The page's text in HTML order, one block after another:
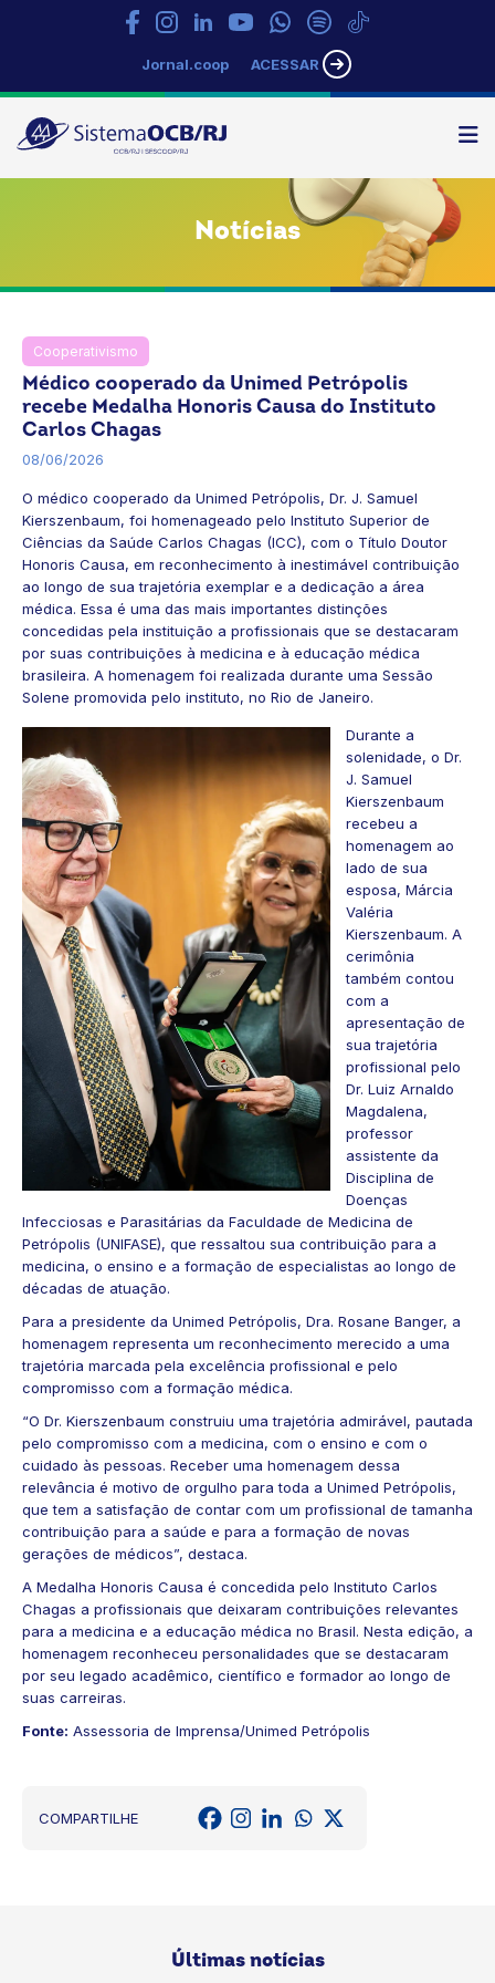
Jornal.coop ACESSAR
Sistema
OCB/RJ
Notícias
Cooperativismo
Médico cooperado da Unimed Petrópolis
recebe Medalha Honoris Causa do Instituto
Carlos Chagas
08/06/2026
O médico cooperado da Unimed Petrópolis, Dr. J. Samuel
Kierszenbaum, foi homenageado pelo Instituto Superior de
Ciências da Saúde Carlos Chagas (ICC), com o Título Doutor
Honoris Causa, em reconhecimento à inestimável contribuição
ao longo de sua trajetória exemplar e a dedicação a área
médica. Essa é uma das mais importantes distinções
concedidas pela instituição a profissionais que se destacaram
por suas contribuições à medicina e à educação médica
brasileira. A homenagem foi realizada durante uma Sessão
Solene promovida pelo instituto, no Rio de Janeiro.
Durante a
solenidade, o Dr.
J. Samuel
Kierszenbaum
recebeu a
homenagem ao
lado de sua
esposa, Márcia
Valéria
Kierszenbaum. A
cerimônia
também contou
com a
apresentação de
sua trajetória
profissional pelo
Dr. Luiz Arnaldo
Magdalena,
professor
assistente da
Disciplina de
Doenças
Infecciosas e Parasitárias da Faculdade de Medicina de
Petrópolis (UNIFASE), que ressaltou sua contribuição para a
medicina, o ensino e a formação de especialistas ao longo de
décadas de atuação.
Para a presidente da Unimed Petrópolis, Dra. Rosane Banger, a
homenagem representa um reconhecimento merecido a uma
trajetória marcada pela excelência profissional e pelo
compromisso com a formação médica.
“O Dr. Kierszenbaum construiu uma trajetória admirável, pautada
pelo compromisso com a medicina, com o ensino e com o
cuidado às pessoas. Receber uma homenagem dessa
relevância é motivo de orgulho para toda a Unimed Petrópolis,
que tem a satisfação de contar com um profissional de tamanha
contribuição para a saúde e para a formação de novas
gerações de médicos”, destaca.
A Medalha Honoris Causa é concedida pelo Instituto Carlos
Chagas a profissionais que deixaram contribuições relevantes
para a medicina e a educação médica no Brasil. Nesta edição, a
homenagem reconheceu personalidades que se destacaram
por seu legado acadêmico, científico e formador ao longo de
suas carreiras.
Fonte: Assessoria de Imprensa/Unimed Petrópolis
COMPARTILHE
Últimas notícias